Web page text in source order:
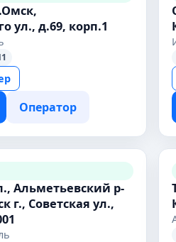
ул., д.69, корп.1
Оператор
Альметьевский р-
г., Советская ул.,